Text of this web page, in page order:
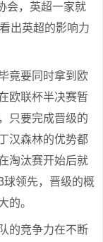
会，英超一家就
出英超的影响力
竟要同时拿到欧
欧联杯半决赛暂
只要完成晋级的
汉森林的优势都
淘汰赛开始后就
球领先，晋级的概
的。
的竞争力在不断